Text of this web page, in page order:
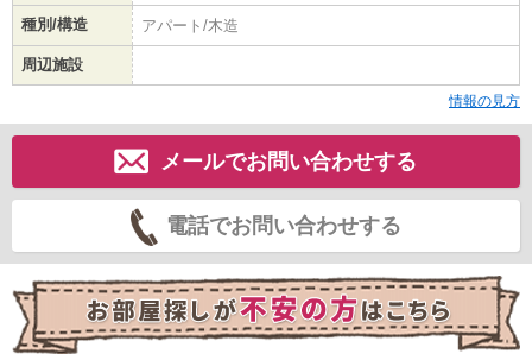
種別/構造 アパート/木造
周辺施設
情報の見方
メールでお問い合わせする
電話でお問い合わせする